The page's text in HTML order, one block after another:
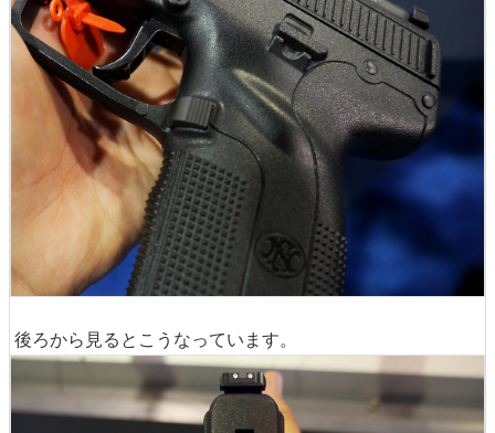
後ろから見るとこうなっています。